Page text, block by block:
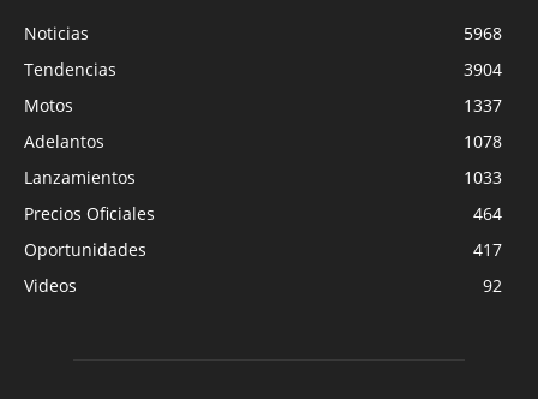
Noticias
5968
Tendencias
3904
Motos
1337
Adelantos
1078
Lanzamientos
1033
Precios Oficiales
464
Oportunidades
417
Videos
92